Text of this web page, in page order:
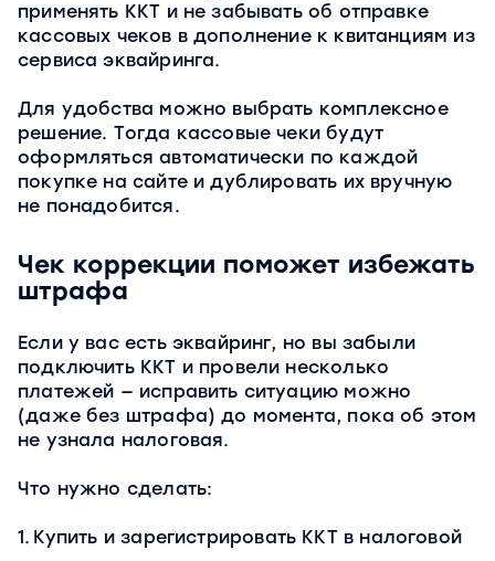
применять ККТ и не забывать об отправке
кассовых чеков в дополнение к квитанциям из
сервиса эквайринга.
Для удобства можно выбрать комплексное
решение. Тогда кассовые чеки будут
оформляться автоматически по каждой
покупке на сайте и дублировать их вручную
не понадобится.
Чек коррекции поможет избежать
штрафа
Если у вас есть эквайринг, но вы забыли
подключить ККТ и провели несколько
платежей — исправить ситуацию можно
(даже без штрафа) до момента, пока об этом
не узнала налоговая.
Что нужно сделать:
1. Купить и зарегистрировать ККТ в налоговой